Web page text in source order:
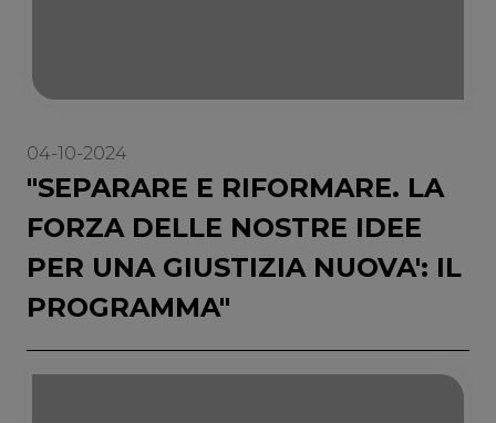
04-10-2024
"SEPARARE E RIFORMARE. LA
FORZA DELLE NOSTRE IDEE
PER UNA GIUSTIZIA NUOVA': IL
PROGRAMMA"